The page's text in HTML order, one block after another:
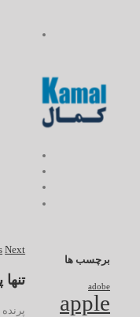
Next
تنها
پرنده
برچسب ها
adobe
apple